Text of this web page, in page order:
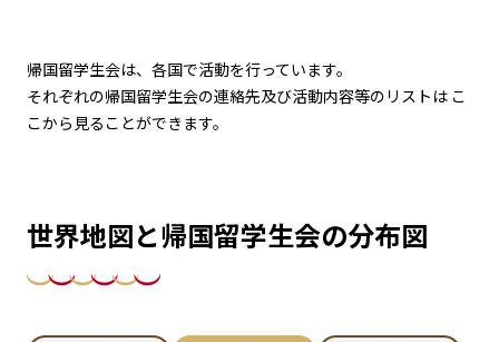
帰国留学生会は、各国で活動を行っています。
それぞれの帰国留学生会の連絡先及び活動内容等のリストは こ
こから見ることができます。
世界地図と帰国留学生会の分布図